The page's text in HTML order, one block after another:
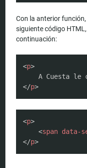
Con la anterior
siguiente código
continuación:
<p>
</p>
<p>
<span data-
</p>